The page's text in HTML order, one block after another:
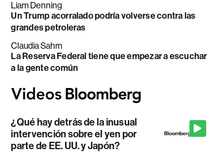
Liam Denning
Un Trump acorralado podría volverse contra las
grandes petroleras
Claudia Sahm
La Reserva Federal tiene que empezar a escuchar
a la gente común
¿Qué hay detrás de la inusual
intervención sobre el yen por
parte de EE. UU. y Japón?